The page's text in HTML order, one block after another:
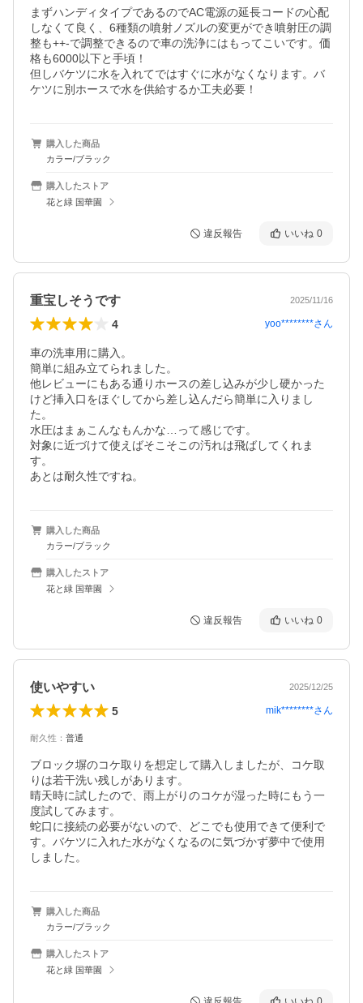
まずハンディタイプであるのでAC電源の延長コードの心配
しなくて良く、6種類の噴射ノズルの変更ができ噴射圧の調
整も++-で調整できるので車の洗浄にはもってこいです。価
格も6000以下と手頃！
但しバケツに水を入れてではすぐに水がなくなります。バ
ケツに別ホースで水を供給するか工夫必要！
購入した商品
カラー/ブラック
購入したストア
花と緑 国華園
違反報告 いいね 0
重宝しそうです 2025/11/16
4 yoo********さん
車の洗車用に購入。
簡単に組み立てられました。
他レビューにもある通りホースの差し込みが少し硬かった
けど挿入口をほぐしてから差し込んだら簡単に入りまし
た。
水圧はまぁこんなもんかな…って感じです。
対象に近づけて使えばそこそこの汚れは飛ばしてくれま
す。
あとは耐久性ですね。
購入した商品
カラー/ブラック
購入したストア
花と緑 国華園
違反報告 いいね 0
使いやすい 2025/12/25
5 mik********さん
耐久性 ： 普通
ブロック塀のコケ取りを想定して購入しましたが、コケ取
りは若干洗い残しがあります。
晴天時に試したので、雨上がりのコケが湿った時にもう一
度試してみます。
蛇口に接続の必要がないので、どこでも使用できて便利で
す。バケツに入れた水がなくなるのに気づかず夢中で使用
しました。
購入した商品
カラー/ブラック
購入したストア
花と緑 国華園